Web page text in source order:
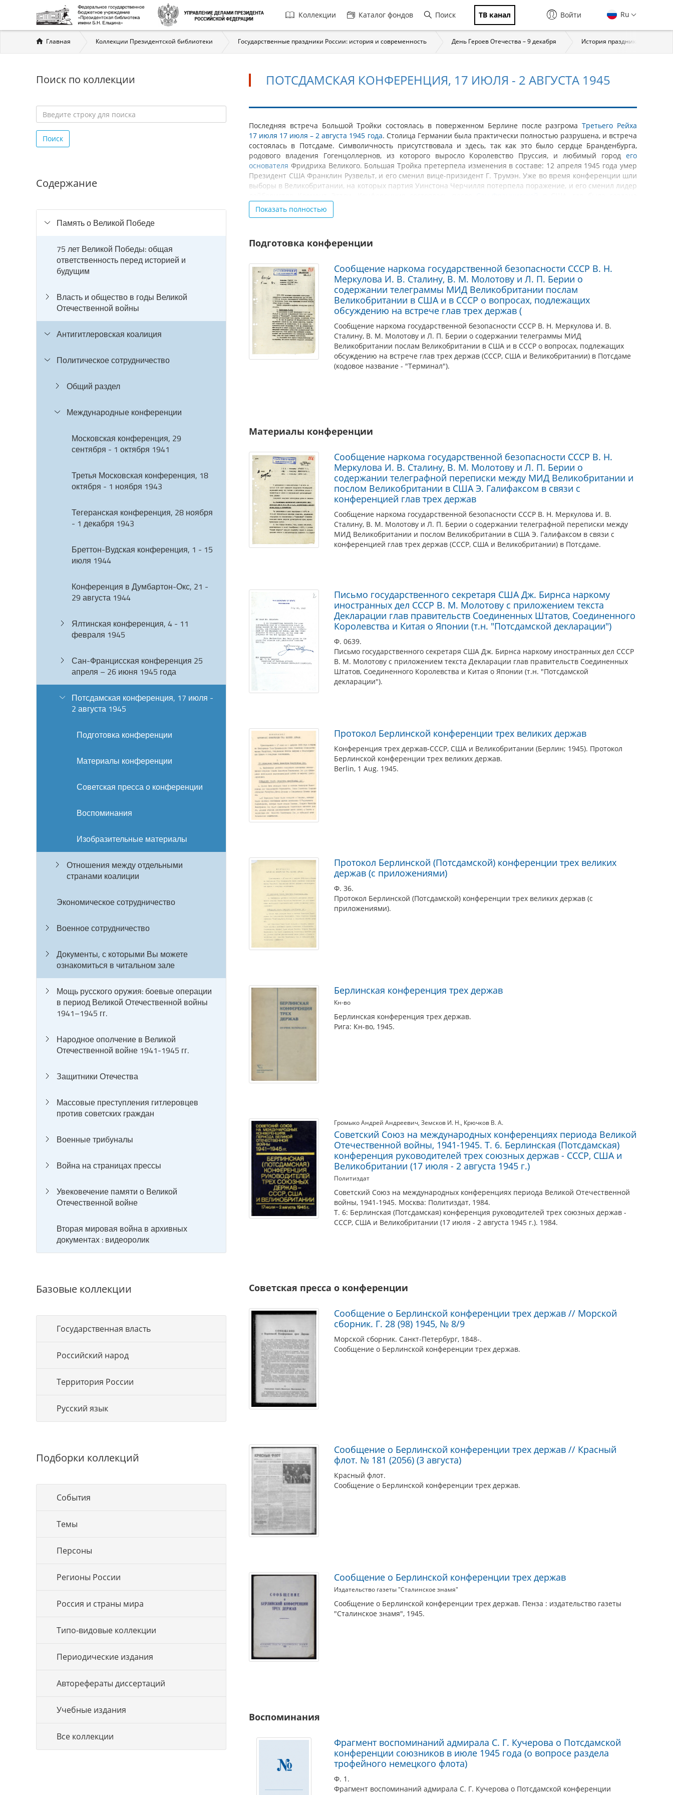
Главная
навигация
Коллекции Каталог фондов Поиск ТВ канал Ru
Войти
Вы
здесь
Главная Коллекции Президентской библиотеки Государственные праздники России: история и современность День Героев Отечества – 9 декабря История праздника
Поиск по коллекции
строку
для
Поиск
Содержание
Память о Великой Победе
75 лет Великой Победы: общая
ответственность перед историей и
будущим
Власть и общество в годы Великой
Отечественной войны
Антигитлеровская коалиция
Политическое сотрудничество
Общий раздел
Международные конференции
Московская конференция, 29
сентября - 1 октября 1941
Третья Московская конференция, 18
октября - 1 ноября 1943
Тегеранская конференция, 28 ноября
- 1 декабря 1943
Бреттон-Вудская конференция, 1 - 15
июля 1944
Конференция в Думбартон-Окс, 21 -
29 августа 1944
Ялтинская конференция, 4 - 11
февраля 1945
Сан-Францисская конференция 25
апреля – 26 июня 1945 года
Потсдамская конференция, 17 июля -
2 августа 1945
Подготовка конференции
Материалы конференции
Советская пресса о конференции
Воспоминания
Изобразительные материалы
Отношения между отдельными
странами коалиции
Экономическое сотрудничество
Военное сотрудничество
Документы, с которыми Вы можете
ознакомиться в читальном зале
Мощь русского оружия: боевые операции
в период Великой Отечественной войны
1941–1945 гг.
Народное ополчение в Великой
Отечественной войне 1941-1945 гг.
Защитники Отечества
Массовые преступления гитлеровцев
против советских граждан
Военные трибуналы
Война на страницах прессы
Увековечение памяти о Великой
Отечественной войне
Вторая мировая война в архивных
документах : видеоролик
Базовые коллекции
Государственная власть
Российский народ
Территория России
Русский язык
Подборки коллекций
События
Темы
Персоны
Регионы России
Россия и страны мира
Типо-видовые коллекции
Периодические издания
Авторефераты диссертаций
Учебные издания
Все коллекции
ПОТСДАМСКАЯ КОНФЕРЕНЦИЯ, 17 ИЮЛЯ - 2 АВГУСТА 1945
Потсдамская
конференция,
17
июля
-
2
августа
1945
Последняя встреча Большой Тройки состоялась в поверженном Берлине после разгромаТретьего Рейха
17 июля 17 июля – 2 августа 1945 года. Столица Германии была практически полностью разрушена, и встреча
состоялась в Потсдаме. Символичность присутствовала и здесь, так как это было сердце Бранденбурга,
родового владения Гогенцоллернов, из которого выросло Королевство Пруссия, и любимый город его
основателя Фридриха Великого. Большая Тройка претерпела изменения в составе: 12 апреля 1945 года умер
Президент США Франклин Рузвельт, и его сменил вице-призидент Г. Трумэн. Уже во время конференции шли
выборы в Великобритании, на которых партия Уинстона Черчилля потерпела поражение, и его сменил лидер
Организация Объединенных наций.
В Потсдаме решались вопросы создания и существования послевоенной Европы и всего мира. В этом
противоречия между СССР и его союзниками ясно обозначились раньше и только обострились после победы
над Германией. Сыграл роль и ядерный шантаж США (бомба над Японией была взорвана уже после
продолжительный срок возобладали, что выразилось впротоколеконференции, подписанном Большой
Тройкой. При всех своих недостатках Ялтинско-Потсдамская система до конца 1980-х годов справлялась
с основной своей задачей — обеспечить мир и процветание в Европе, а по возможности, и в мире.
Показать полностью
Подготовка конференции
Сообщение наркома государственной безопасности СССР В. Н.
Меркулова И. В. Сталину, В. М. Молотову и Л. П. Берии о
содержании телеграммы МИД Великобритании послам
Великобритании в США и в СССР о вопросах, подлежащих
обсуждению на встрече глав трех держав (
Сообщение наркома государственной безопасности СССР В. Н. Меркулова И. В.
Сталину, В. М. Молотову и Л. П. Берии о содержании телеграммы МИД
Великобритании послам Великобритании в США и в СССР о вопросах, подлежащих
обсуждению на встрече глав трех держав (СССР, США и Великобритании) в Потсдаме
(кодовое название - "Терминал").
Материалы конференции
Сообщение наркома государственной безопасности СССР В. Н.
Меркулова И. В. Сталину, В. М. Молотову и Л. П. Берии о
содержании телеграфной переписки между МИД Великобритании и
послом Великобритании в США Э. Галифаксом в связи с
конференцией глав трех держав
Сообщение наркома государственной безопасности СССР В. Н. Меркулова И. В.
Сталину, В. М. Молотову и Л. П. Берии о содержании телеграфной переписки между
МИД Великобритании и послом Великобритании в США Э. Галифаксом в связи с
конференцией глав трех держав (СССР, США и Великобритании) в Потсдаме.
Письмо государственного секретаря США Дж. Бирнса наркому
иностранных дел СССР В. М. Молотову с приложением текста
Декларации глав правительств Соединенных Штатов, Соединенного
Королевства и Китая о Японии (т.н. "Потсдамской декларации")
Ф. 0639.
Письмо государственного секретаря США Дж. Бирнса наркому иностранных дел СССР
В. М. Молотову с приложением текста Декларации глав правительств Соединенных
Штатов, Соединенного Королевства и Китая о Японии (т.н. "Потсдамской
декларации").
Протокол Берлинской конференции трех великих держав
Конференция трех держав-СССР, США и Великобритании (Берлин; 1945). Протокол
Берлинской конференции трех великих держав.
Berlin, 1 Aug. 1945.
Протокол Берлинской (Потсдамской) конференции трех великих
держав (с приложениями)
Ф. 36.
Протокол Берлинской (Потсдамской) конференции трех великих держав (с
приложениями).
Берлинская конференция трех держав
Кн-во
Берлинская конференция трех держав.
Рига: Кн-во, 1945.
Громыко Андрей Андреевич, Земсков И. Н., Крючков В. А.
Советский Союз на международных конференциях периода Великой
Отечественной войны, 1941-1945. Т. 6. Берлинская (Потсдамская)
конференция руководителей трех союзных держав - СССР, США и
Великобритании (17 июля - 2 августа 1945 г.)
Политиздат
Советский Союз на международных конференциях периода Великой Отечественной
войны, 1941-1945. Москва: Политиздат, 1984.
Т. 6: Берлинская (Потсдамская) конференция руководителей трех союзных держав -
СССР, США и Великобритании (17 июля - 2 августа 1945 г.). 1984.
Советская пресса о конференции
Сообщение о Берлинской конференции трех держав // Морской
сборник. Г. 28 (98) 1945, № 8/9
Морской сборник. Санкт-Петербург, 1848-.
Сообщение о Берлинской конференции трех держав.
Сообщение о Берлинской конференции трех держав // Красный
флот. № 181 (2056) (3 августа)
Красный флот.
Сообщение о Берлинской конференции трех держав.
Сообщение о Берлинской конференции трех держав
Издательство газеты "Сталинское знамя"
Сообщение о Берлинской конференции трех держав. Пенза : издательство газеты
"Сталинское знамя", 1945.
Воспоминания
Фрагмент воспоминаний адмирала С. Г. Кучерова о Потсдамской
конференции союзников в июле 1945 года (о вопросе раздела
трофейного немецкого флота)
Ф. 1.
Фрагмент воспоминаний адмирала С. Г. Кучерова о Потсдамской конференции